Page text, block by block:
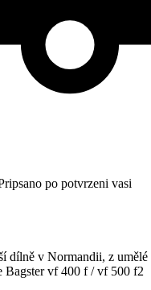
po potvrzeni vasi
dílně v Normandii, z umělé
Bagster vf 400 f / vf 500 f2